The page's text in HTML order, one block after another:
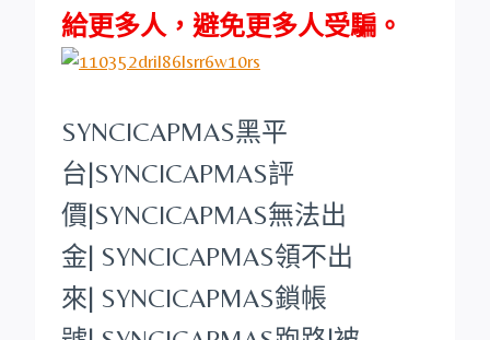
給更多人，避免更多人受騙。
SYNCICAPMAS黑平
台|SYNCICAPMAS評
價|SYNCICAPMAS無法出
金| SYNCICAPMAS領不出
來| SYNCICAPMAS鎖帳